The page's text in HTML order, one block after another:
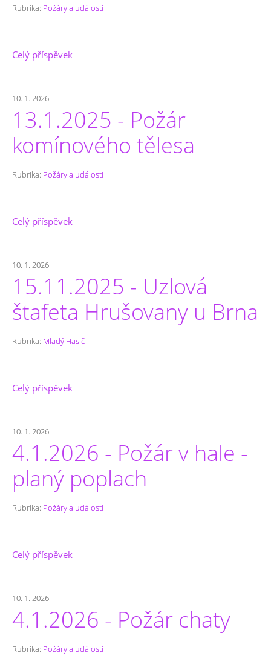
Rubrika: Požáry a události
Celý příspěvek
10. 1. 2026
13.1.2025 - Požár
komínového tělesa
Rubrika: Požáry a události
Celý příspěvek
10. 1. 2026
15.11.2025 - Uzlová
štafeta Hrušovany u Brna
Rubrika: Mladý Hasič
Celý příspěvek
10. 1. 2026
4.1.2026 - Požár v hale -
planý poplach
Rubrika: Požáry a události
Celý příspěvek
10. 1. 2026
4.1.2026 - Požár chaty
Rubrika: Požáry a události